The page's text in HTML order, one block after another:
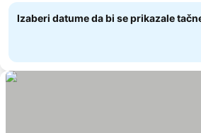
Izaberi datume da bi se prikazale